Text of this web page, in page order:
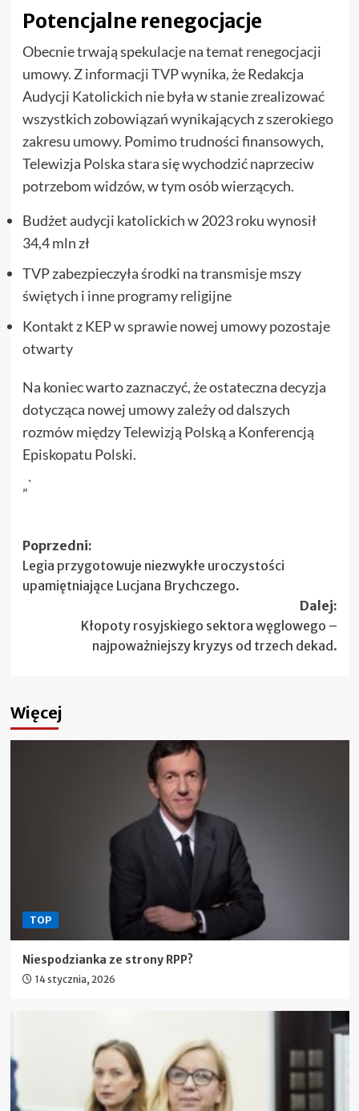
Potencjalne renegocjacje
Obecnie trwają spekulacje na temat renegocjacji
umowy. Z informacji TVP wynika, że Redakcja
Audycji Katolickich nie była w stanie zrealizować
wszystkich zobowiązań wynikających z szerokiego
zakresu umowy. Pomimo trudności finansowych,
Telewizja Polska stara się wychodzić naprzeciw
potrzebom widzów, w tym osób wierzących.
Budżet audycji katolickich w 2023 roku wynosił
34,4 mln zł
TVP zabezpieczyła środki na transmisje mszy
świętych i inne programy religijne
Kontakt z KEP w sprawie nowej umowy pozostaje
otwarty
Na koniec warto zaznaczyć, że ostateczna decyzja
dotycząca nowej umowy zależy od dalszych
rozmów między Telewizją Polską a Konferencją
Episkopatu Polski.
„`
Zobacz
wpisy
Poprzedni:
Legia przygotowuje niezwykłe uroczystości
upamiętniające Lucjana Brychczego.
Dalej:
Kłopoty rosyjskiego sektora węglowego –
najpoważniejszy kryzys od trzech dekad.
Więcej
TOP
Niespodzianka ze strony RPP?
14 stycznia, 2026